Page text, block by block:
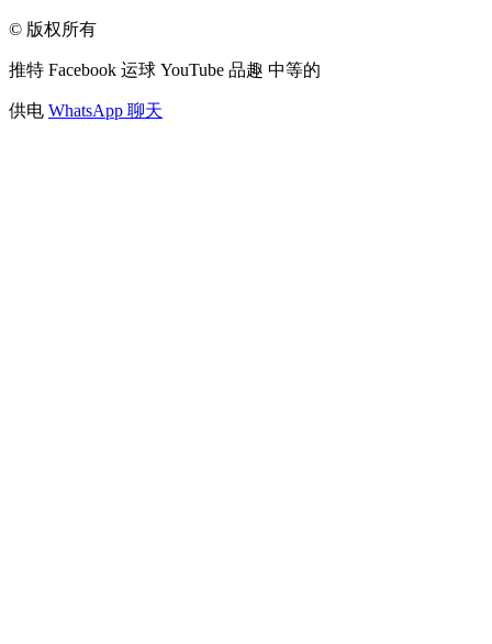
© 版权所有
推特 Facebook 运球 YouTube 品趣 中等的
供电 WhatsApp 聊天